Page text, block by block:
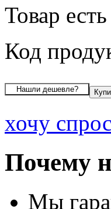
Товар
Код
хочу
Почему
Мы